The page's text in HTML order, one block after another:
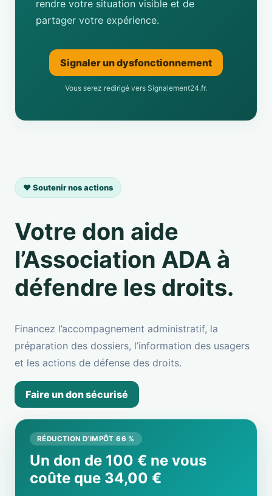
rendre votre situation visible et de
partager votre expérience.
Signaler un dysfonctionnement
Vous serez redirigé vers Signalement24.fr.
❤️ Soutenir nos actions
Votre don aide
l’Association ADA à
défendre les droits.
Financez l’accompagnement administratif, la
préparation des dossiers, l’information des usagers
et les actions de défense des droits.
Faire un don sécurisé
RÉDUCTION D’IMPÔT 66 %
Un don de 100 € ne vous
coûte que 34,00 €